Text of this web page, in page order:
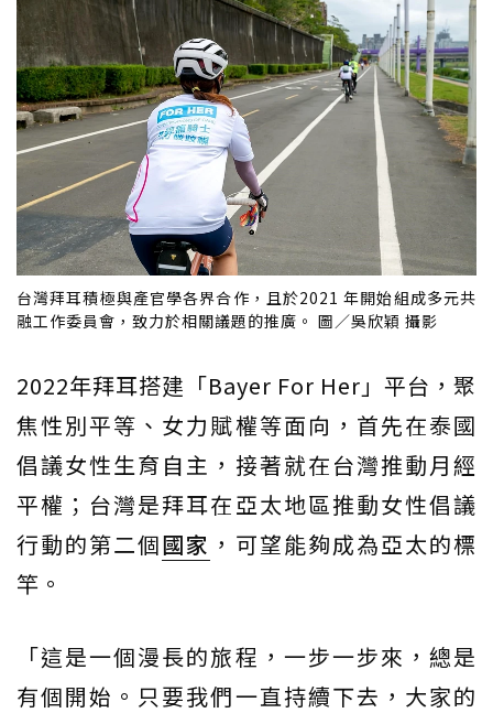
台灣拜耳積極與產官學各界合作，且於2021 年開始組成多元共
融工作委員會，致力於相關議題的推廣。 圖／吳欣穎 攝影
2022年拜耳搭建「Bayer For Her」平台，聚
焦性別平等、女力賦權等面向，首先在泰國
倡議女性生育自主，接著就在台灣推動月經
平權；台灣是拜耳在亞太地區推動女性倡議
行動的第二個國家 ，可望能夠成為亞太的標
竿。
「這是一個漫長的旅程，一步一步來，總是
有個開始。只要我們一直持續下去，大家的